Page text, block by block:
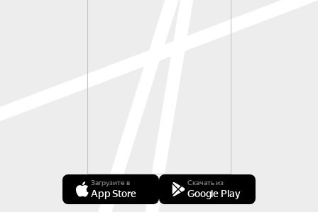
Загрузите в
App Store
Скачать из
Google Play